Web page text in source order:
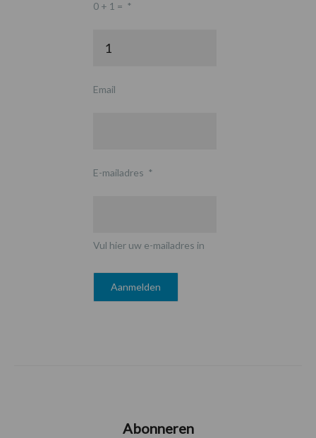
0 + 1 = *
Email
E-mailadres *
Vul hier uw e-mailadres in
Abonneren